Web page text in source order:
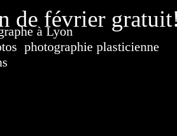
de février
à LyonFrance. Banque
photographie plasticienne